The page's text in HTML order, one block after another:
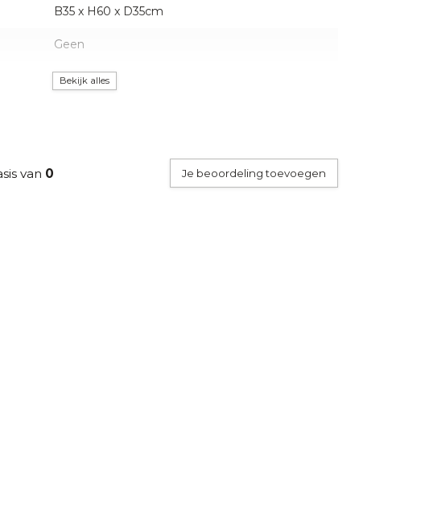
Apeldoorn waar onze specialisten klaar staan om u te
B35 x H60 x D35cm
Geen
Geen
Bekijk alles
van 0
Je beoordeling toevoegen